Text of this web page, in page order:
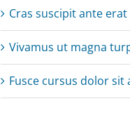
Cras suscipit ante
Vivamus ut magna
Fusce cursus dolor sit